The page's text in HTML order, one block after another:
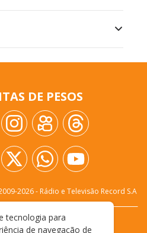
DE PESOS
2026- Rádio e Televisão Record S.A
PRIVACIDADE
tecnologia para
de navegação de